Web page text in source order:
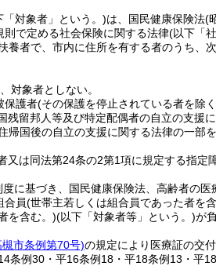
「対象者」という。)は、国民健康保険法(
則で定める社会保険に関する法律(以下「
養者で、市内に住所を有する者のうち、
対象者としない。
保護者(その保護を停止されている者を除
留邦人等及び特定配偶者の自立の支援
帰国後の自立の支援に関する法律の一部
は同法第24条の2第1項に規定する指
に基づき、国民健康保険法、高齢者の
合員(世帯主若しくは組合員であった者を
を含む。)(以下「対象者等」という。)が
市条例第70号)の規定により医療証の交
条例30・平16条例18・平18条例13・平